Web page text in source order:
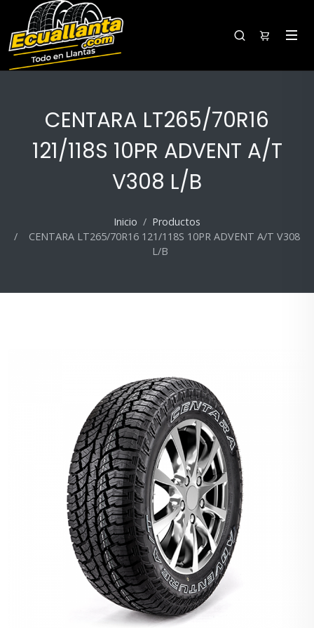
CENTARA LT265/70R16
121/118S 10PR ADVENT A/T
V308 L/B
Inicio
Productos
CENTARA LT265/70R16 121/118S 10PR ADVENT A/T V308
L/B